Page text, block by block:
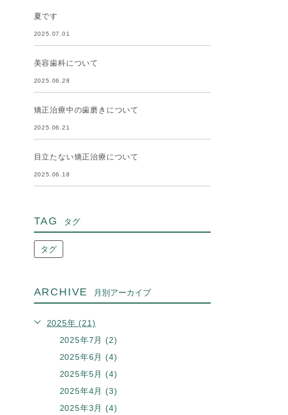
夏です
2025.07.01
美容歯科について
2025.06.28
矯正治療中の歯磨きについて
2025.06.21
目立たない矯正治療について
2025.06.18
TAG タグ
タグ
ARCHIVE 月別アーカイブ
2025年 (21)
2025年7月 (2)
2025年6月 (4)
2025年5月 (4)
2025年4月 (3)
2025年3月 (4)